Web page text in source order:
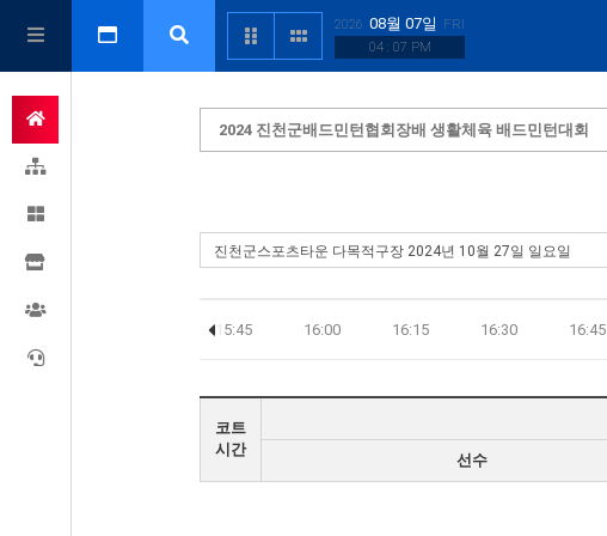
2026 08월 07일
FRI
04 : 07 PM
2024 진천군배드민턴협회장배 생활체육 배드민턴대회
15:45 16:00 16:15 16:30 16:45
코트
시간
선수